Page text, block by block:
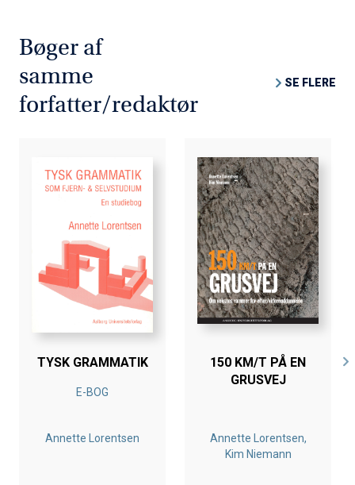
Bøger af
samme
forfatter/redaktør
SE FLERE
TYSK GRAMMATIK
E-BOG
Annette Lorentsen
150 KM/T PÅ EN
GRUSVEJ
Annette Lorentsen,
Kim Niemann